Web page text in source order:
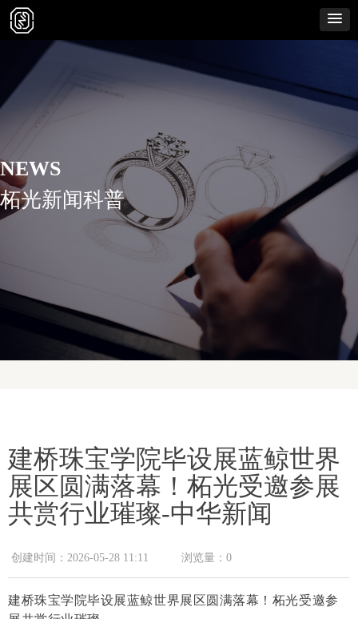
建桥珠宝学院毕设展蓝鲸世界
展区圆满落幕！柘光受邀参展
共赏行业璀璨-中华新闻
建桥珠宝学院毕设展蓝鲸世界展区圆满落幕！柘光受邀参
创建时间： 2026-05-28 11:11 浏览量： 0
NEWS
柘光新闻科普